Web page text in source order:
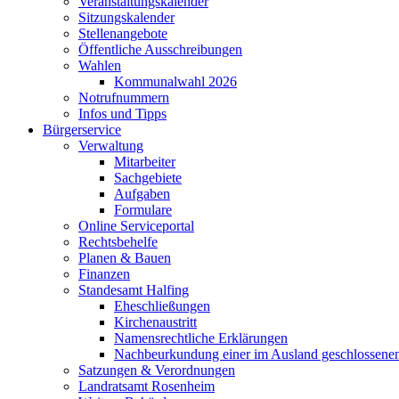
Sitzungskalender
Stellenangebote
Öffentliche Ausschreibungen
Wahlen
Kommunalwahl 2026
Notrufnummern
Infos und Tipps
Bürgerservice
Verwaltung
Mitarbeiter
Sachgebiete
Aufgaben
Formulare
Online Serviceportal
Rechtsbehelfe
Planen & Bauen
Finanzen
Standesamt Halfing
Eheschließungen
Kirchenaustritt
Namensrechtliche Erklärungen
Nachbeurkundung einer im Ausland
Satzungen & Verordnungen
Landratsamt Rosenheim